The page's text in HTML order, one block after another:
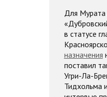
Для Мурата
в статусе
назначения
поставил
Угри-Ла-
Тидхольма